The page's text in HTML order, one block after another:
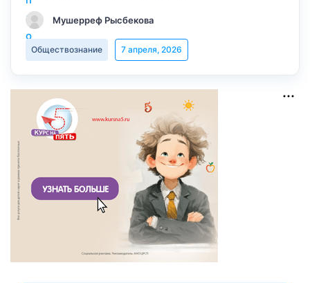
Мушерреф Рысбекова
Обществознание 7 апреля, 2026